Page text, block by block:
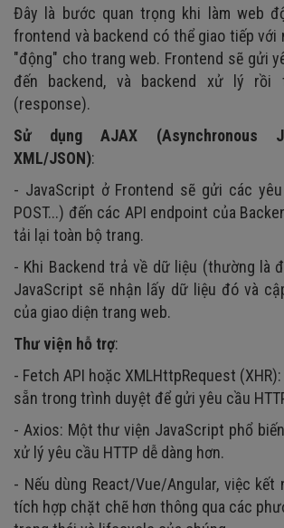
Đây là bước quan trọng khi làm web
frontend và backend có thể giao tiếp với
"động" cho trang web. Frontend sẽ gửi
đến backend, và backend xử lý
(response).
Sử dụng AJAX (Asynchronous
XML/JSON):
- JavaScript ở Frontend sẽ gửi các yêu
POST...) đến các API endpoint của
tải lại toàn bộ trang.
- Khi Backend trả về dữ liệu (thường là
JavaScript sẽ nhận lấy dữ liệu đó và
của giao diện trang web.
Thư viện hỗ trợ:
- Fetch API hoặc XMLHttpRequest
sẵn trong trình duyệt để gửi yêu cầu
- Axios: Một thư viện JavaScript phổ
xử lý yêu cầu HTTP dễ dàng hơn.
- Nếu dùng React/Vue/Angular, việc
tích hợp chặt chẽ hơn thông qua các